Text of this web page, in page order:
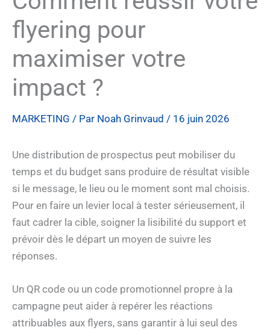
flyering pour
maximiser votre
impact ?
MARKETING / Par Noah Grinvaud / 16 juin 2026
Une distribution de prospectus peut mobiliser du
temps et du budget sans produire de résultat visible
si le message, le lieu ou le moment sont mal choisis.
Pour en faire un levier local à tester sérieusement, il
faut cadrer la cible, soigner la lisibilité du support et
prévoir dès le départ un moyen de suivre les
réponses.
Un QR code ou un code promotionnel propre à la
campagne peut aider à repérer les réactions
attribuables aux flyers, sans garantir à lui seul des